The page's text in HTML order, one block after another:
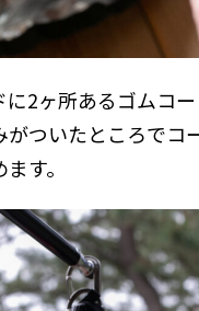
2ヶ所あるゴムコー
がついたところでコ
す。